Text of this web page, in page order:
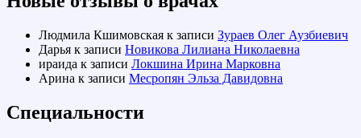
Людмила Кшимовская к записи Зураев Олег Аузбиевич
Дарья к записи Новикова Лилиана Николаевна
ираида к записи Локшина Ирина Марковна
Арина к записи Месропян Эльза Давидовна
Специальности